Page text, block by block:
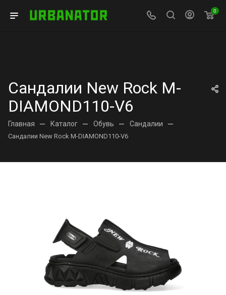
0
Сандалии New Rock M-
DIAMOND110-V6
Главная — Каталог — Обувь — Сандалии —
Сандалии New Rock M-DIAMOND110-V6